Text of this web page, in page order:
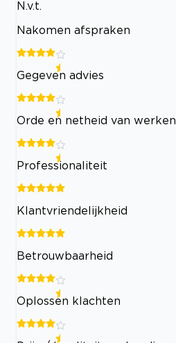
N.v.t.
Nakomen afspraken
Gegeven advies
Orde en netheid van werken
Professionaliteit
Klantvriendelijkheid
Betrouwbaarheid
Oplossen klachten